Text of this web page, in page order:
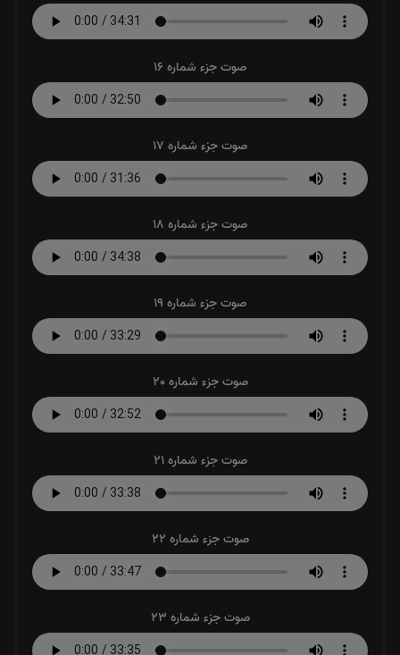
صوت جزء شماره 16
صوت جزء شماره 17
صوت جزء شماره 18
صوت جزء شماره 19
صوت جزء شماره 20
صوت جزء شماره 21
صوت جزء شماره 22
صوت جزء شماره 23